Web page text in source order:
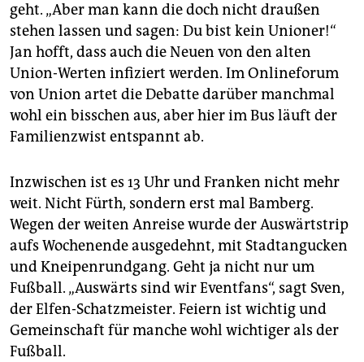
geht. „Aber man kann die doch nicht draußen
stehen lassen und sagen: Du bist kein Unioner!“
Jan hofft, dass auch die Neuen von den alten
Union-Werten infiziert werden. Im Onlineforum
von Union artet die Debatte darüber manchmal
wohl ein bisschen aus, aber hier im Bus läuft der
Familienzwist entspannt ab.
Inzwischen ist es 13 Uhr und Franken nicht mehr
weit. Nicht Fürth, sondern erst mal Bamberg.
Wegen der weiten Anreise wurde der Auswärtstrip
aufs Wochenende ausgedehnt, mit Stadtangucken
und Kneipenrundgang. Geht ja nicht nur um
Fußball. „Auswärts sind wir Eventfans“, sagt Sven,
der Elfen-Schatzmeister. Feiern ist wichtig und
Gemeinschaft für manche wohl wichtiger als der
Fußball.